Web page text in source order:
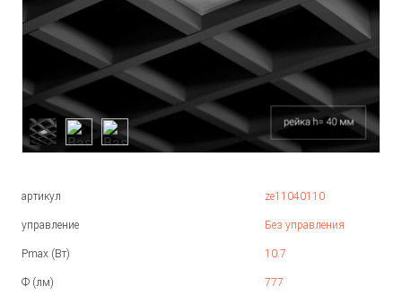
артикул ze11040110
управление Без управления
Pmax (Вт) 10.7
Ф (лм) 777